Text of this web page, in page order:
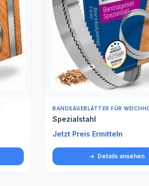
ROLLENWARE (METERWARE)
Spezialstahl gehärtet
Jetzt Preis Ermitteln
Details ansehen